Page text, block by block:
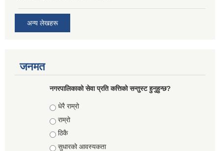
अन्य लेखहरू
जनमत
नगरपालिकाको सेवा प्रति कत्तिको सन्तुस्ट हुनुहुन्छ?
Choices
धेरै राम्रो
राम्रो
ठिकै
सुधारको आवस्यकता